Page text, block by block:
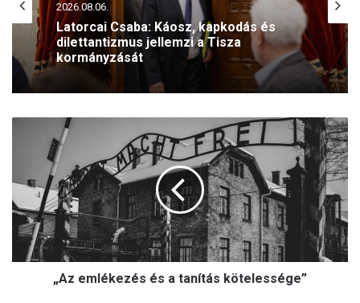
2026.08.06.
Rétvári Bence: Magyar Péter lett a paksi
energiakrízis legnagyobb
rémhírterjesztője (VIDEÓ)
(H)arctér
2026.08.06.
Latorcai Csaba: Káosz, kapkodás és
dilettantizmus jellemzi a Tisza
kormányzását
l
é
e
„Az emlékezés és a tanítás kötelessége”